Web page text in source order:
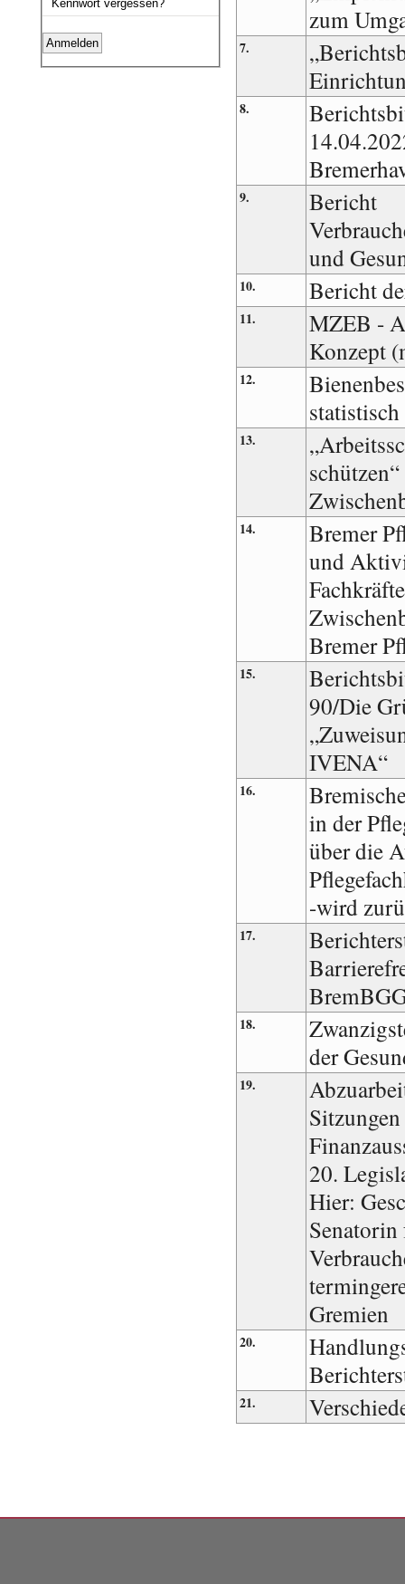
Kennwort vergessen?
zum
7.
8.
9.
Bericht
und
10. Bericht
11.
MZEB -
Konzept
12.
13.
14.
Bremer
und
Bremer
15.
90/Die
IVENA“
16.
in der
über die
-wird
17.
18.
der
19.
20.
Hier:
Gremien
20.
21.